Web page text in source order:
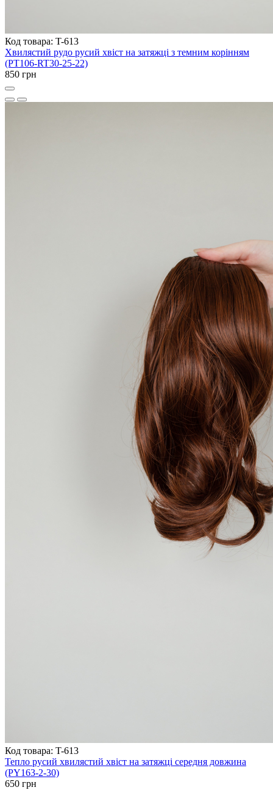
Код товара: T-613
Хвилястий рудо русий хвіст на затяжці з темним корінням
(PT106-RT30-25-22)
850 грн
Код товара: T-613
Тепло русий хвилястий хвіст на затяжці середня довжина
(PY163-2-30)
650 грн